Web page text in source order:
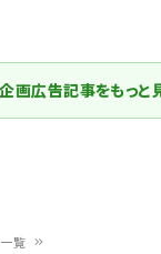
覧
企画広告記事をもっと